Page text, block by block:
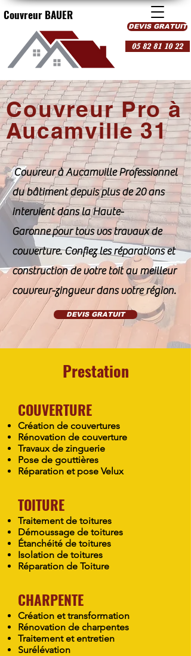
05 82 81 10 22
Couvreur BAUER
DEVIS GRATUIT
Couvreur Pro à
Aucamville 31
Couvreur à Aucamville Professionnel
du bâtiment depuis plus de 20 ans
intervient dans la Haute-
Garonne pour tous vos travaux de
couverture. Confiez les réparations et
construction de votre toit au meilleur
couvreur-zingueur dans votre région.
DEVIS GRATUIT
Prestation
COUVERTURE
Création de couvertures
Rénovation de couverture
Travaux de zinguerie
Pose de gouttières
Réparation et pose Velux
TOITURE
Traitement de toitures
Démoussage de toitures
Étanchéité de toitures
Isolation de toitures
Réparation de Toiture
CHARPENTE
Création et transformation
Rénovation de charpentes
Traitement et entretien
Surélévation